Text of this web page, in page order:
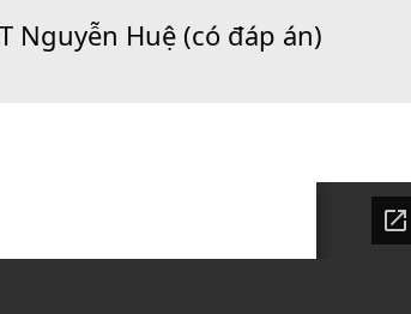
Nguyễn Huệ (có đáp án)